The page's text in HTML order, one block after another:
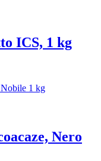
ICS, 1 kg
Nero